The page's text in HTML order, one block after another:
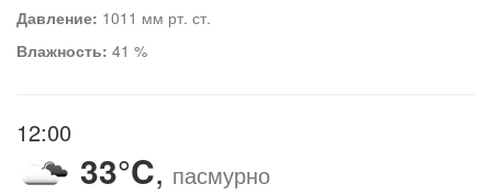
Давление: 1011 мм рт. ст.
Влажность: 41 %
12:00
33°C, пасмурно